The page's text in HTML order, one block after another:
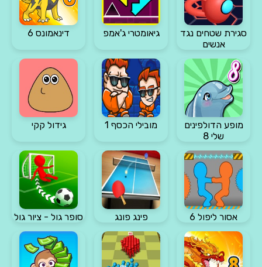
סגירת שטחים נגד
אנשים
גיאומטרי ג'אמפ דינאמונס 6
מופע הדולפינים
שלי 8
מובילי הכסף 1 גידול קקי
אסור ליפול 6 פינג פונג סופר גול - ציור גול